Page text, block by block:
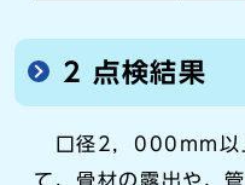
2 点検結果
口径2，000mm以
て、骨材の露出や、